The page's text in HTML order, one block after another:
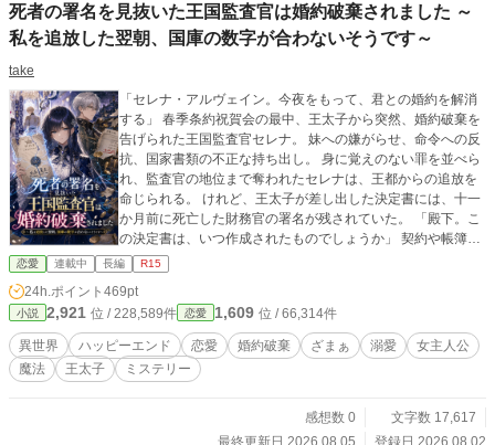
死者の署名を見抜いた王国監査官は婚約破棄されました ～
私を追放した翌朝、国庫の数字が合わないそうです～
take
「セレナ・アルヴェイン。今夜をもって、君との婚約を解消
する」 春季条約祝賀会の最中、王太子から突然、婚約破棄を
告げられた王国監査官セレナ。 妹への嫌がらせ、命令への反
抗、国家書類の不正な持ち出し。 身に覚えのない罪を並べら
れ、監査官の地位まで奪われたセレナは、王都からの追放を
命じられる。 けれど、王太子が差し出した決定書には、十一
か月前に死亡した財務官の署名が残されていた。 「殿下。こ
の決定書は、いつ作成されたものでしょうか」 契約や帳簿に
残る“歪み”を見抜けるセレナの問いを、王太子は鼻で笑う。
「書類を見るだけなら、誰にでもできる」 そうしてセレナが
王宮を去った翌朝。 王国の国庫から、金貨一万八千四百二十
枚が消えた。 存在しない軍隊への支払い。 廃業した商会への
送金。 二つの名前で申請された同じ橋。 誰も、セレナが毎日
止めていた不正を説明できなかった。 一方、家族からも絶縁
されたセレナへ手を差し伸べたのは、冷徹と恐れられる隣国
して、彼女が書いた報告書に、彼女自身の名前を残すという
恋愛 連載中 長編 R15
24h.ポイント 469pt
小説 2,921 位 / 228,589件 恋愛 1,609 位 / 66,314件
異世界 ハッピーエンド 恋愛 婚約破棄 ざまぁ 溺愛
女主人公
魔法
王太子 ミステリー
感想数 0
文字数 17,617
最終更新日 2026.08.05
登録日 2026.08.02